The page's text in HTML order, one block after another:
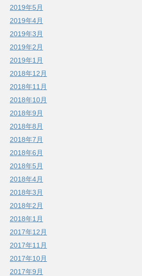
2019年5月
2019年4月
2019年3月
2019年2月
2019年1月
2018年12月
2018年11月
2018年10月
2018年9月
2018年8月
2018年7月
2018年6月
2018年5月
2018年4月
2018年3月
2018年2月
2018年1月
2017年12月
2017年11月
2017年10月
2017年9月